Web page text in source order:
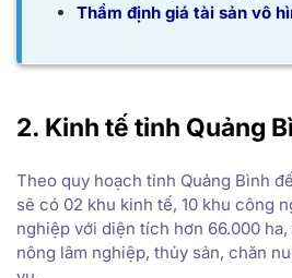
Thẩm định giá tài sản vô
2. Kinh tế tỉnh Quảng
Theo quy hoạch tỉnh Quảng Bình
sẽ có 02 khu kinh tế, 10 khu công
nghiệp với diện tích hơn 66.000
nông lâm nghiệp, thủy sản, chăn